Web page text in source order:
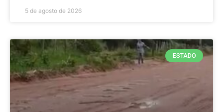
5 de agosto de 2026
ESTADO